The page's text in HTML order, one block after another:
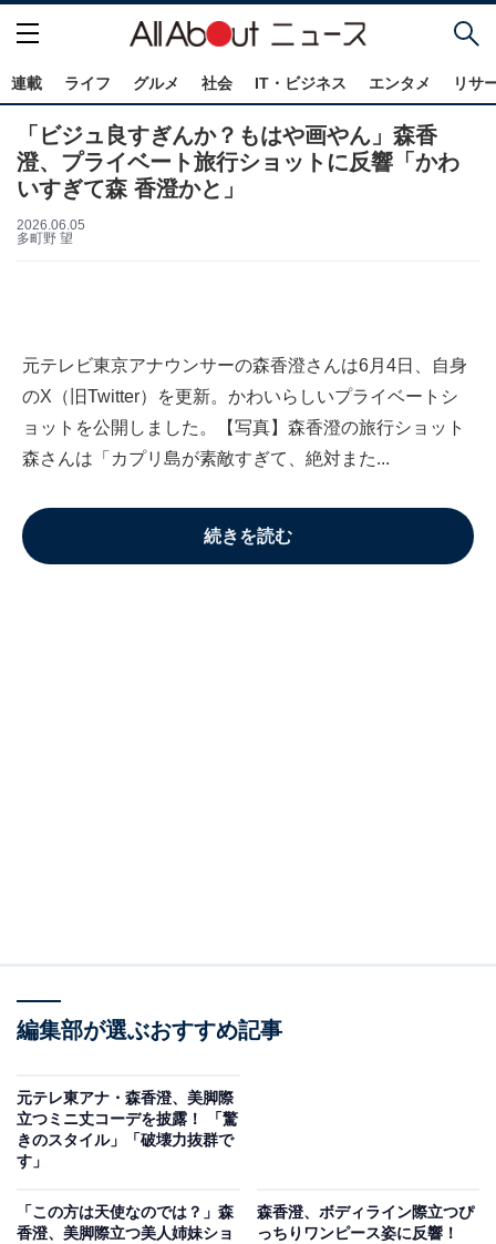
連載 ライフ グルメ 社会 IT・ビジネス エンタメ リサ
「ビジュ良すぎんか？もはや画やん」森香
澄、プライベート旅行ショットに反響「かわ
いすぎて森 香澄かと」
2026.06.05
多町野 望
元テレビ東京アナウンサーの森香澄さんは6月4日、自身
のX（旧Twitter）を更新。かわいらしいプライベートシ
ョットを公開しました。【写真】森香澄の旅行ショット
森さんは「カプリ島が素敵すぎて、絶対また...
続きを読む
編集部が選ぶおすすめ記事
元テレ東アナ・森香澄、美脚際
立つミニ丈コーデを披露！ 「驚
きのスタイル」「破壊力抜群で
す」
「この方は天使なのでは？」森
香澄、美脚際立つ美人姉妹ショ
森香澄、ボディライン際立つぴ
っちりワンピース姿に反響！